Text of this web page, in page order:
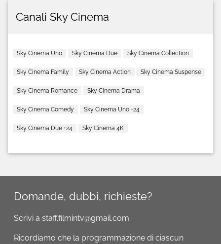
Canali Sky Cinema
Sky Cinema Uno Sky Cinema Due Sky Cinema Collection
Sky Cinema Family Sky Cinema Action Sky Cinema Suspense
Sky Cinema Romance Sky Cinema Drama
Sky Cinema Comedy Sky Cinema Uno +24
Sky Cinema Due +24 Sky Cinema 4K
Domande, dubbi, richieste?
Scrivi a staff.filmintv@gmail.com
Ricordiamo che la programmazione di ciascun